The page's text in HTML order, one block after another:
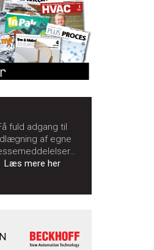
fuld adgang til
af egne
Læs mere her